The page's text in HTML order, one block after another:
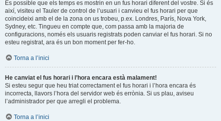
És possible que els temps es mostrin en un fus horari diferent del vostre. Si és
així, visiteu el Tauler de control de l’usuari i canvieu el fus horari per que
coincideixi amb el de la zona on us trobeu, p.ex. Londres, París, Nova York,
Sydney, etc. Tingueu en compte que, com passa amb la majoria de
configuracions, només els usuaris registrats poden canviar el fus horari. Si no
esteu registrat, ara és un bon moment per fer-ho.
Torna a l’inici
He canviat el fus horari i l’hora encara està malament!
Si esteu segur que heu triat correctament el fus horari i l’hora encara és
incorrecta, llavors l’hora del servidor web és errònia. Si us plau, aviseu
l’administrador per que arregli el problema.
Torna a l’inici